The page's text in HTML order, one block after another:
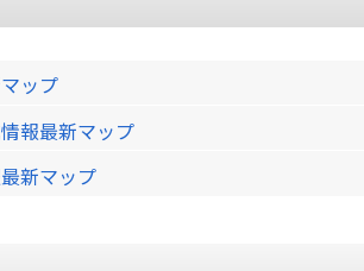
ップ
報最新マップ
新マップ